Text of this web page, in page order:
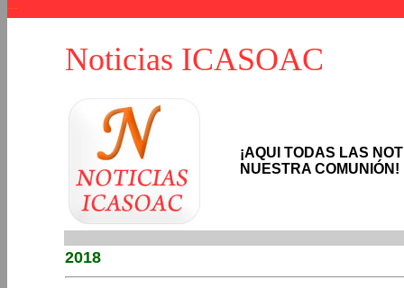
Noticias ICASOAC
¡AQUI TODAS LAS
NUESTRA COMUNIÓN!
2018